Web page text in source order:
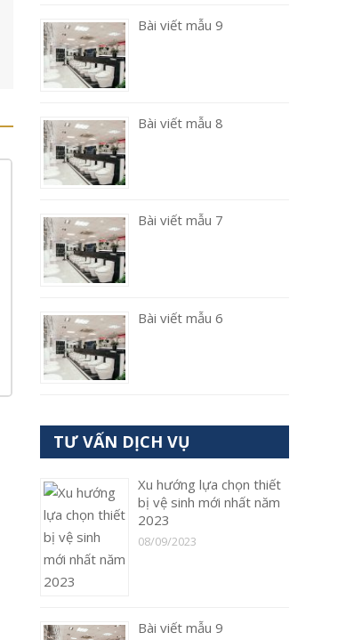
Bài viết mẫu 9
Bài viết mẫu 8
Bài viết mẫu 7
Bài viết mẫu 6
TƯ VẤN DỊCH VỤ
Xu hướng lựa chọn thiết
bị vệ sinh mới nhất năm
2023
08/09/2023
Bài viết mẫu 9